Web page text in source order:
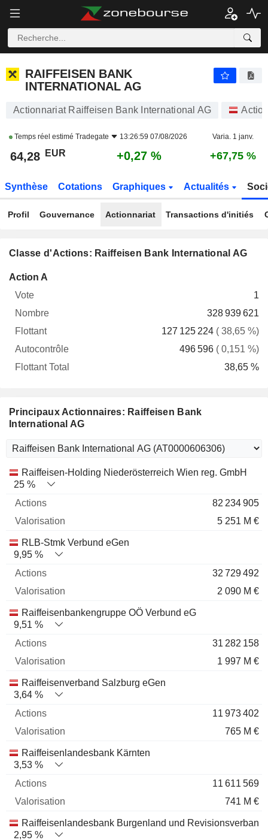
RAIFFEISEN BANK
INTERNATIONAL AG
Actionnariat Raiffeisen Bank International AG
Temps réel estimé Tradegate 13:26:59 07/08/2026 Varia. 1 janv.
64,28 EUR +0,27 % +67,75 %
Synthèse Cotations Graphiques Actualités
Profil Gouvernance Actionnariat Transactions d'initiés
Classe d'Actions: Raiffeisen Bank International AG
Action A
1
328 939 621
127 125 224 ( 38,65 %)
496 596 ( 0,151 %)
38,65 %
Principaux Actionnaires: Raiffeisen Bank
International AG
Nom Actions % Valorisation
Raiffeisen-Holding Niederösterreich Wien reg. GmbH
25 %
82 234 905
5 251 M €
RLB-Stmk Verbund eGen
9,95 %
32 729 492
2 090 M €
Raiffeisenbankengruppe OÖ Verbund eG
9,51 %
31 282 158
1 997 M €
Raiffeisenverband Salzburg eGen
3,64 %
11 973 402
765 M €
Raiffeisenlandesbank Kärnten
3,53 %
11 611 569
741 M €
Raiffeisenlandesbank Burgenland und Revisionsverband
2,95 %